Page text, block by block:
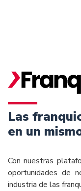
Las
en un
Con nuestras
oportunidades de
industria de las